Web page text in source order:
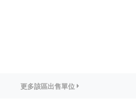
更多該區出售單位